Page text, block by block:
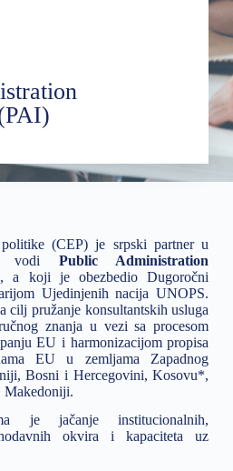
(CEP) je srpski partner u
vodi Public Administration
, a koji je obezbedio Dugoročni
Ujedinjenih nacija UNOPS.
cilj pružanje konsultantskih usluga
znanja u vezi sa procesom
EU i harmonizacijom propisa
EU u zemljama Zapadnog
Bosni i Hercegovini, Kosovu*,
Makedoniji.
je jačanje institucionalnih,
okvira i kapaciteta uz